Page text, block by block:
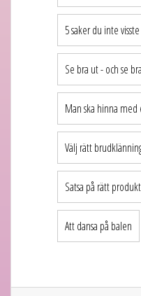
5 saker du inte
Se bra ut - och se
Man ska hinna
Välj rätt
Satsa på rätt
Att dansa på balen